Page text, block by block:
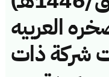
العربيه
شركة ذات